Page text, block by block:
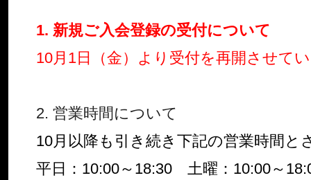
1. 新規ご入会登録の受付について
10月1日（金）より受付を再開させて
2. 営業時間について
10月以降も引き続き下記の営業時間と
平日：10:00～18:30 土曜：10:00～